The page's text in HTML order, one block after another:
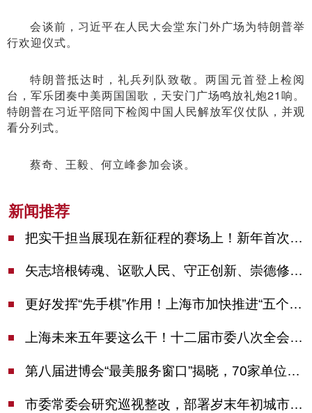
会谈前，习近平在人民大会堂东门外广场为特朗普举
行欢迎仪式。
特朗普抵达时，礼兵列队致敬。两国元首登上检阅
台，军乐团奏中美两国国歌，天安门广场鸣放礼炮21响。
特朗普在习近平陪同下检阅中国人民解放军仪仗队，并观
看分列式。
蔡奇、王毅、何立峰参加会谈。
新闻推荐
把实干担当展现在新征程的赛场上！新年首次市委季度工作会议举行，陈吉宁作工作点评
矢志培根铸魂、讴歌人民、守正创新、崇德修身！这场座谈会上，陈吉宁对全市文化战线提出期望
更好发挥“先手棋”作用！上海市加快推进“五个中心”建设领导小组会议举行
上海未来五年要这么干！十二届市委八次全会审议通过上海“十五五”规划建议
第八届进博会“最美服务窗口”揭晓，70家单位诠释“上海服务”温度
市委常委会研究巡视整改，部署岁末年初城市安全工作